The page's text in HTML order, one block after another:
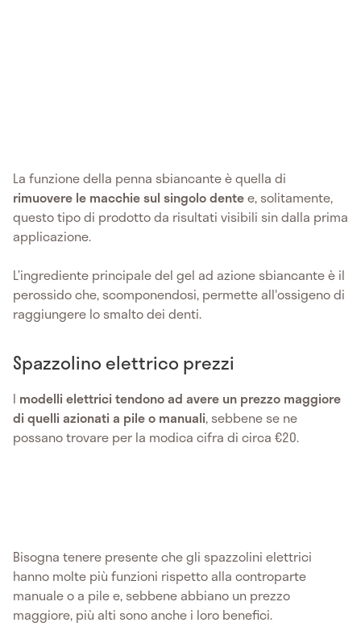
La funzione della penna sbiancante è quella di
rimuovere le macchie sul singolo dentee, solitamente,
questo tipo di prodotto da risultati visibili sin dalla prima
applicazione.
L’ingrediente principale del gel ad azione sbiancante è il
perossido che, scomponendosi, permette all'ossigeno di
raggiungere lo smalto dei denti.
Spazzolino elettrico prezzi
I modelli elettrici tendono ad avere un prezzo maggiore
di quelli azionati a pile o manuali, sebbene se ne
possano trovare per la modica cifra di circa €20.
Bisogna tenere presente che gli spazzolini elettrici
hanno molte più funzioni rispetto alla controparte
manuale o a pile e, sebbene abbiano un prezzo
maggiore, più alti sono anche i loro benefici.